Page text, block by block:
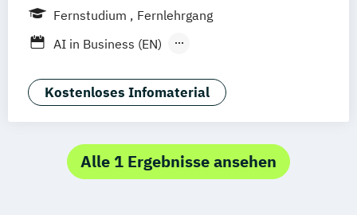
Fernstudium
Fernlehrgang
AI in Business (EN)
Agrarmanagement
Angewandte Germanistik
Angewandte Psychologie (DE/EN)
Angewandte Psychologie und Beratung
Kostenloses Infomaterial
Alle 1 Ergebnisse ansehen